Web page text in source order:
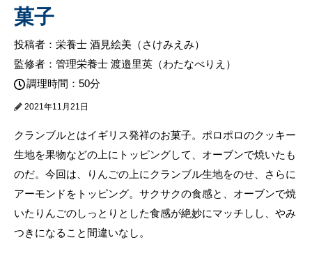
菓子
投稿者：栄養士 酒見絵美（さけみえみ）
監修者：管理栄養士 渡邉里英（わたなべりえ）
調理時間：50分
2021年11月21日
クランブルとはイギリス発祥のお菓子。ポロポロのクッキー
生地を果物などの上にトッピングして、オーブンで焼いたも
のだ。今回は、りんごの上にクランブル生地をのせ、さらに
アーモンドをトッピング。サクサクの食感と、オーブンで焼
いたりんごのしっとりとした食感が絶妙にマッチしし、やみ
つきになること間違いなし。